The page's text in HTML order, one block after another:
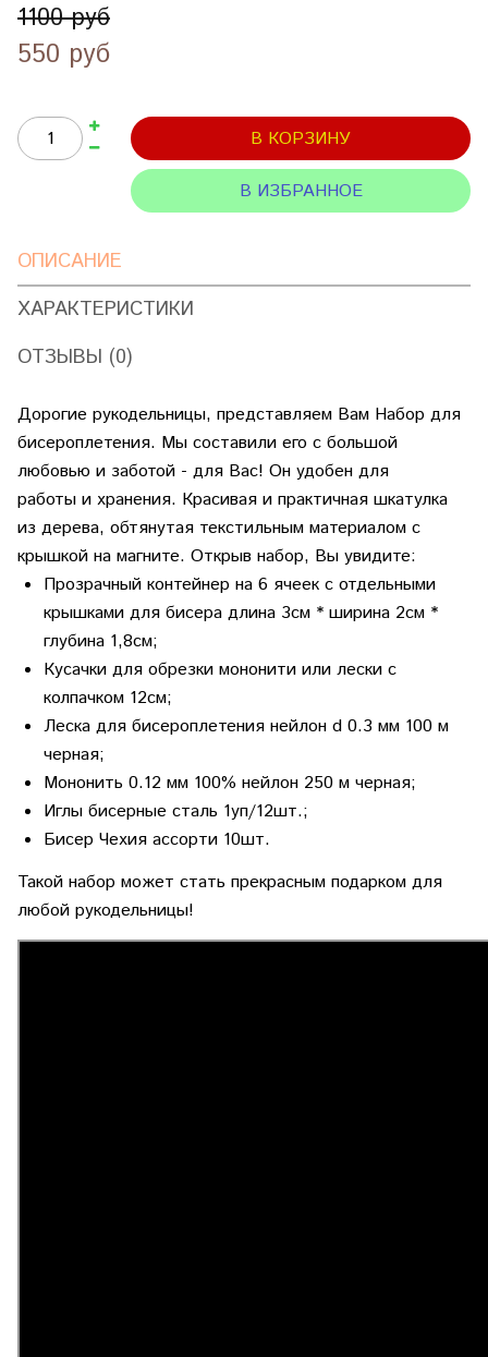
1100 руб
550 руб
В КОРЗИНУ
В ИЗБРАННОЕ
ОПИСАНИЕ
ХАРАКТЕРИСТИКИ
ОТЗЫВЫ (0)
Дорогие рукодельницы, представляем Вам Набор для
бисероплетения. Мы составили его с большой
любовью и заботой - для Вас! Он удобен для
работы и хранения. Красивая и практичная шкатулка
из дерева, обтянутая текстильным материалом с
крышкой на магните. Открыв набор, Вы увидите:
Прозрачный контейнер на 6 ячеек с отдельными
крышками для бисера длина 3см * ширина 2см *
глубина 1,8см;
Кусачки для обрезки мононити или лески с
колпачком 12см;
Леска для бисероплетения нейлон d 0.3 мм 100 м
черная;
Мононить 0.12 мм 100% нейлон 250 м черная;
Иглы бисерные сталь 1уп/12шт.;
Бисер Чехия ассорти 10шт.
Такой набор может стать прекрасным подарком для
любой рукодельницы!